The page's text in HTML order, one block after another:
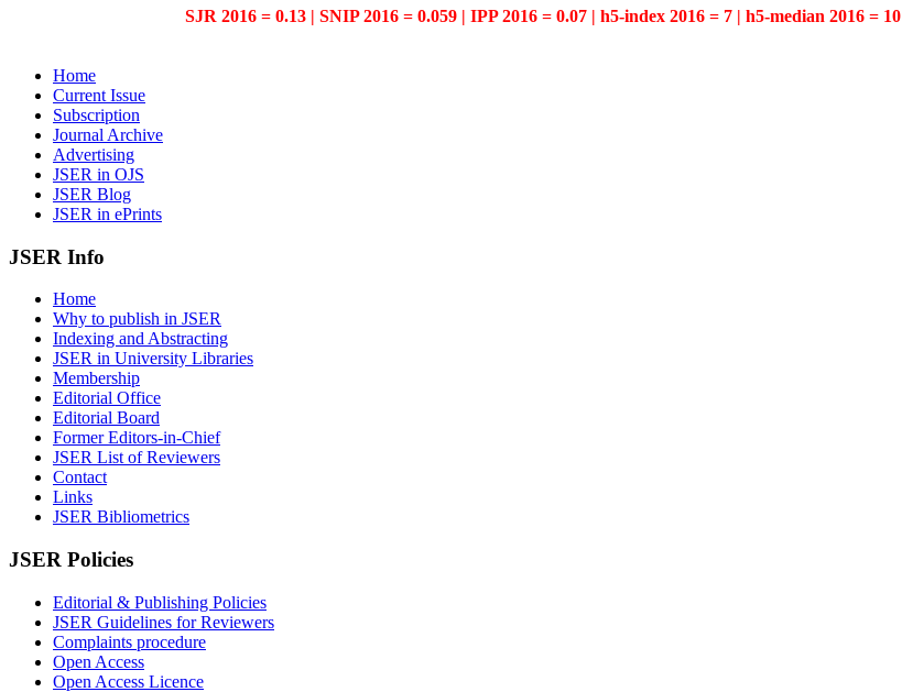
SJR 2016 = 0.13 | SNIP 2016 = 0.059 | IPP 2016 = 0.07 | h5-index 2016 = 7 | h5-median 2016 = 10
Home
Current Issue
Subscription
Journal Archive
Advertising
JSER in OJS
JSER Blog
JSER in ePrints
JSER Info
Home
Why to publish in JSER
Indexing and Abstracting
JSER in University Libraries
Membership
Editorial Office
Editorial Board
Former Editors-in-Chief
JSER List of Reviewers
Contact
Links
JSER Bibliometrics
JSER Policies
Editorial & Publishing Policies
JSER Guidelines for Reviewers
Complaints procedure
Open Access
Open Access Licence